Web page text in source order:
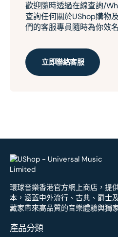
歡迎隨時透過在線查詢/
查詢任何關於UShop購物
們的客服專員隨時為你效
立即聯絡客服
環球音樂香港官方網上商店，提
本，涵蓋中外流行、古典、爵士
藏家帶來高品質的音樂體驗與獨
產品分類